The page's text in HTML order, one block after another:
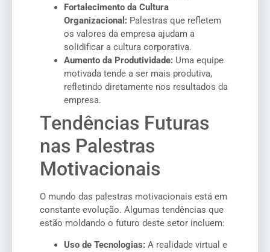
Fortalecimento da Cultura
Organizacional: Palestras que refletem
os valores da empresa ajudam a
solidificar a cultura corporativa.
Aumento da Produtividade: Uma equipe
motivada tende a ser mais produtiva,
refletindo diretamente nos resultados da
empresa.
Tendências Futuras
nas Palestras
Motivacionais
O mundo das palestras motivacionais está em
constante evolução. Algumas tendências que
estão moldando o futuro deste setor incluem:
Uso de Tecnologias: A realidade virtual e